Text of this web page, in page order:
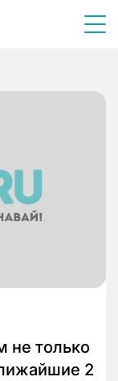
не только
2